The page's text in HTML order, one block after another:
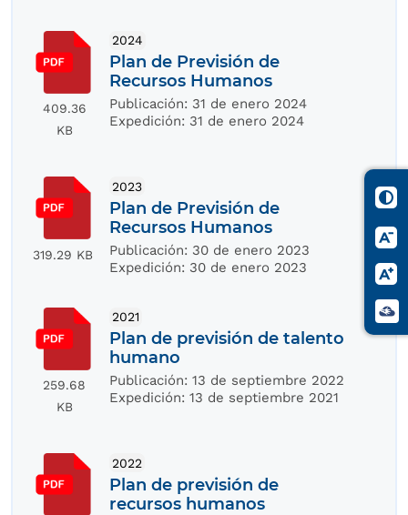
409.36
KB
2024
Plan de Previsión de
Recursos Humanos
Publicación: 31 de enero 2024
Expedición: 31 de enero 2024
319.29 KB
2023
Plan de Previsión de
Recursos Humanos
Publicación: 30 de enero 2023
Expedición: 30 de enero 2023
259.68
KB
2021
Plan de previsión de talento
humano
Publicación:13 de septiembre 2022
Expedición:13 de septiembre 2021
2022
Plan de previsión de
recursos humanos